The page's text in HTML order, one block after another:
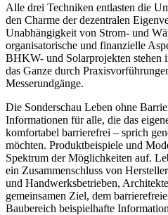
Alle drei Techniken entlasten die
den Charme der dezentralen
Unabhängigkeit von Strom- und
organisatorische und finanzielle
BHKW- und Solarprojekten stehen
das Ganze durch
Messerundgänge.
Die Sonderschau Leben ohne
Informationen für alle, die das
komfortabel barrierefrei – sprich
möchten. Produktbeispiele und
Spektrum der Möglichkeiten auf.
ein Zusammenschluss von
und Handwerksbetrieben,
gemeinsamen Ziel, dem
Baubereich beispielhafte